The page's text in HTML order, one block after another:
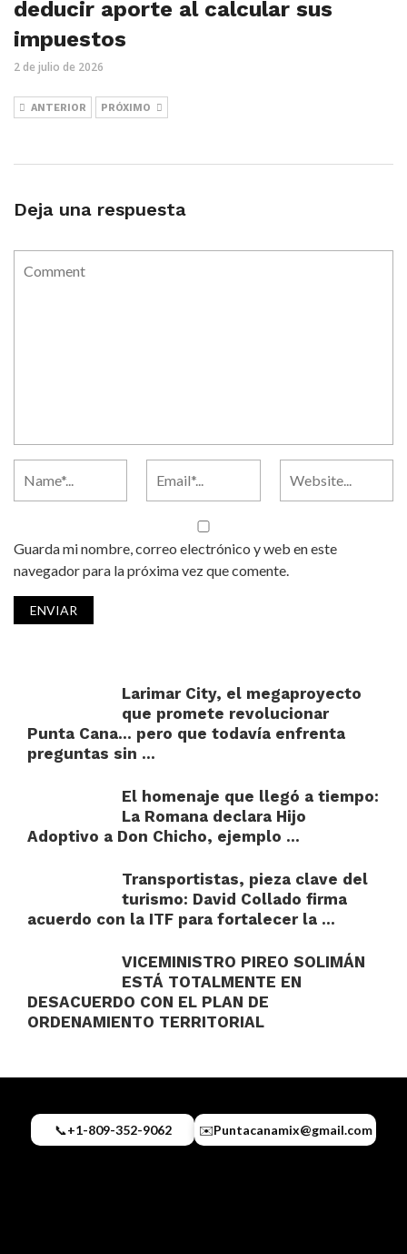
deducir aporte al calcular sus
impuestos
2 de julio de 2026
ANTERIOR PRÓXIMO
Deja una respuesta
Guarda mi nombre, correo electrónico y web en este
navegador para la próxima vez que comente.
Larimar City, el megaproyecto
que promete revolucionar
Punta Cana… pero que todavía enfrenta
preguntas sin ...
El homenaje que llegó a tiempo:
La Romana declara Hijo
Adoptivo a Don Chicho, ejemplo ...
Transportistas, pieza clave del
turismo: David Collado firma
acuerdo con la ITF para fortalecer la ...
VICEMINISTRO PIREO SOLIMÁN
ESTÁ TOTALMENTE EN
DESACUERDO CON EL PLAN DE
ORDENAMIENTO TERRITORIAL
📞+1-809-352-9062 ✉️Puntacanamix@gmail.com